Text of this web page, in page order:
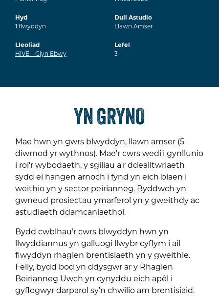
Hyd
1flwyddyn
Dull Astudio
Llawn Amser
Lleoliad
HiVE – Glyn Ebwy
Lefel
3
YN GRYNO
Mae hwn yn gwrs blwyddyn, llawn amser (5
diwrnod yr wythnos). Mae'r cwrs wedi'i gynllunio
i roi'r wybodaeth, y sgiliau a'r ddealltwriaeth
sydd ei hangen arnoch i fynd yn eich blaen i
weithio yn y sector peirianneg. Byddwch yn
gwneud prosiectau ymarferol yn y gweithdy ac
astudiaeth ddamcaniaethol.
Bydd cwblhau’r cwrs blwyddyn hwn yn
llwyddiannus yn galluogi llwybr cyflym i ail
flwyddyn rhaglen brentisiaeth yn y gweithle.
Felly, bydd bod yn ddysgwr ar y Rhaglen
Beirianneg Uwch yn cynyddu eich apêl i
gyflogwyr darparol sy’n chwilio am brentisiaid.